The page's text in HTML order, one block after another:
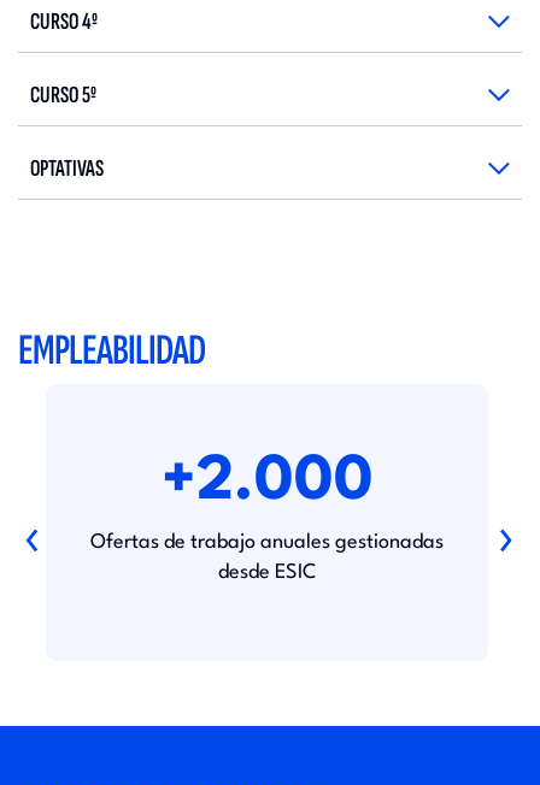
CURSO 4º
CURSO 5º
OPTATIVAS
EMPLEABILIDAD
+2.000
Ofertas de trabajo anuales gestionadas
desde ESIC
‹ ›